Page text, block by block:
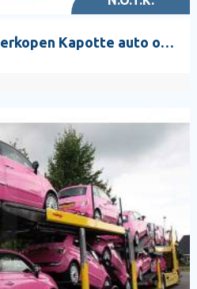
Gezocht: sloopauto verkopen Kapotte auto opkopers